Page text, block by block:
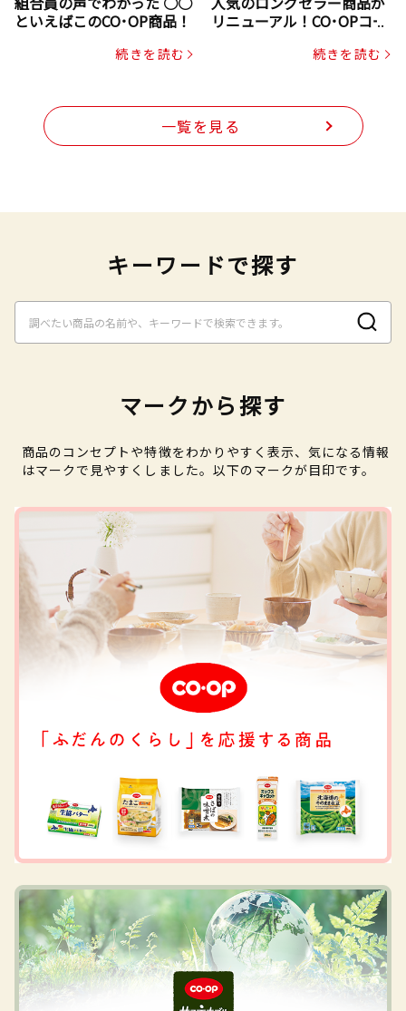
といえばこのCO･OP商品！
続きを読む
リニューアル！CO･OPコー
続きを読む
一覧を見る
キーワードで探す
マークから探す
商品のコンセプトや特徴をわかりやすく表示、気になる情報
はマークで見やすくしました。以下のマークが目印です。